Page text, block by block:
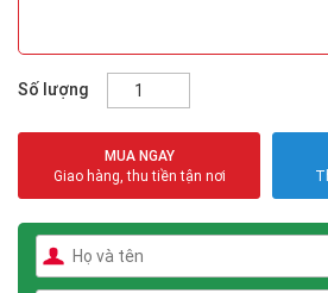
Số lượng
MUA NGAY
Giao hàng, thu tiền tận nơi